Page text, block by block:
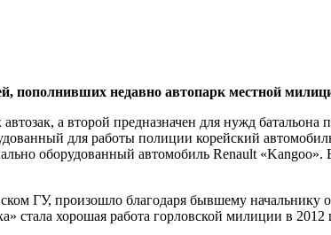
пополнивших недавно автопарк местной
а второй предназначен для нужд
для работы полиции корейский
оборудованный автомобиль Renault
ГУ, произошло благодаря бывшему
стала хорошая работа горловской милиции в 2012